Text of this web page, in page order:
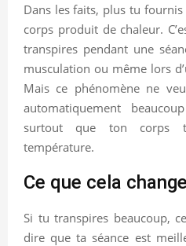
Dans les faits, plus tu
corps produit de chaleur.
transpires pendant une
musculation ou même lors
Mais ce phénomène ne
automatiquement
surtout que ton corps
température.
Ce que cela
Si tu transpires beaucoup,
dire que ta séance est